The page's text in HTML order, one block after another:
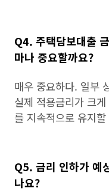
Q4. 주택담보대출
마나 중요할까요?
매우 중요하다. 일부
실제 적용금리가 크
를 지속적으로 유지
Q5. 금리 인하가 예
나요?